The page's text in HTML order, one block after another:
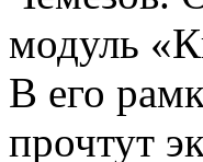
модуль
В его
прочтут